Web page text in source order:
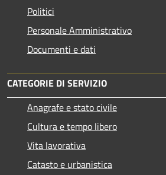
Politici
Personale Amministrativo
Documenti e dati
CATEGORIE DI SERVIZIO
Anagrafe e stato civile
Cultura e tempo libero
Vita lavorativa
Catasto e urbanistica